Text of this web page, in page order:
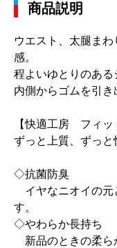
商品説明
ウエスト、太腿ま
感。
程よいゆとりのある
内側からゴムを引き
【快適工房 フィッ
ずっと上質、ずっと
◇抗菌防臭
イヤなニオイの元
す。
◇やわらか長持ち
新品のときの柔ら